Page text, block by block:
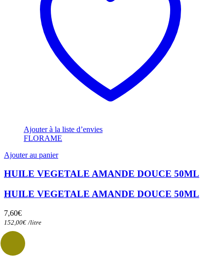
Ajouter à la liste d’envies
FLORAME
Ajouter au panier
HUILE VEGETALE AMANDE DOUCE 50ML
HUILE VEGETALE AMANDE DOUCE 50ML
7,60€
152,00€ /litre